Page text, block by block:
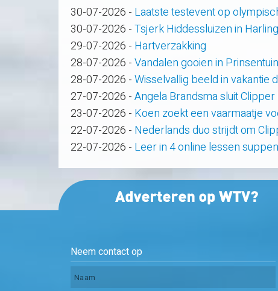
30-07-2026 - Laatste testevent op
30-07-2026 -Tsjerk Hiddessluizen in
29-07-2026 - Hartverzakking
28-07-2026 -Vandalen gooien in
28-07-2026 -Wisselvallig beeld in vakantie
27-07-2026 -Angela Brandsma sluit
23-07-2026 - Koen zoekt een vaarmaatje
22-07-2026 - Nederlands duo strijdt om
22-07-2026 - Leer in 4 online lessen suppen
Neem contact op